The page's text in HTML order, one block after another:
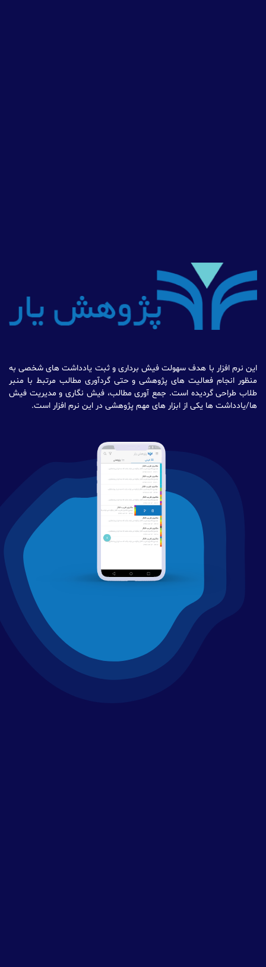
نرم افزار با هدف سهولت فیش برداری و ثبت یادداشت های شخصی به
انجام فعالیت های پژوهشی و حتی گردآوری مطالب مرتبط با منبر
طراحی گردیده است. جمع آوری مطالب، فیش نگاری و مدیریت فیش
ها یکی از ابزار های مهم پژوهشی در این نرم افزار است.